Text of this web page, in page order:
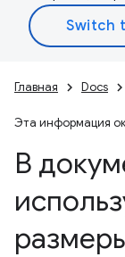
Главная Docs
Эта информация
В